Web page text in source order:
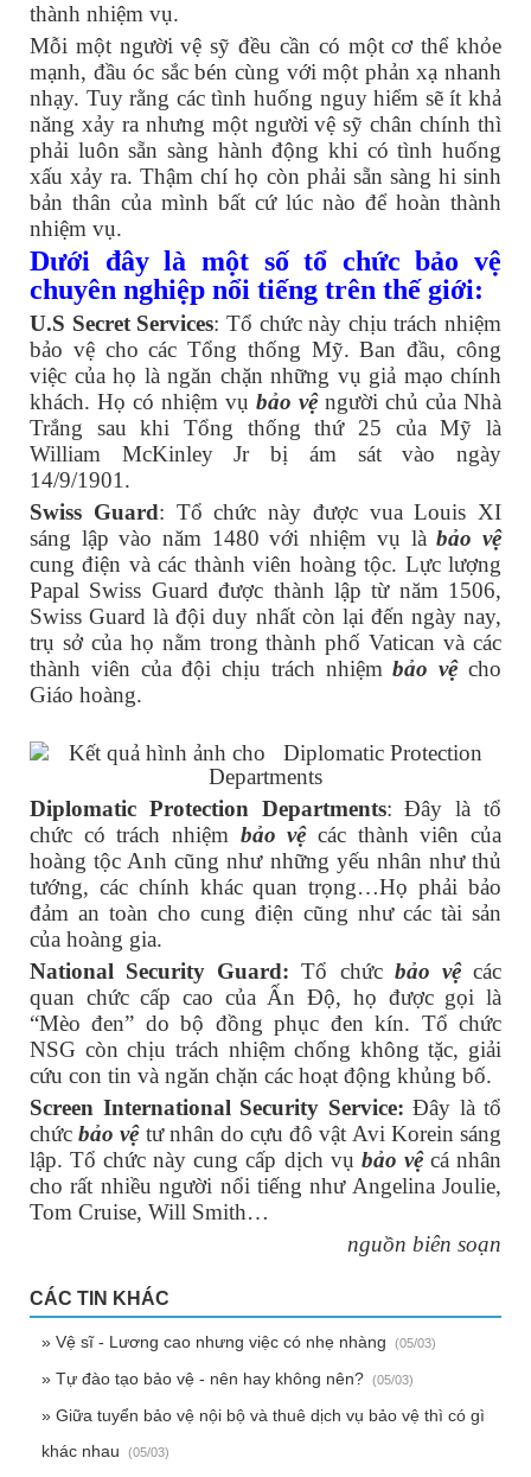
thành nhiệm vụ.
Mỗi một người vệ sỹ đều cần có một cơ thể khỏe
mạnh, đầu óc sắc bén cùng với một phản xạ nhanh
nhạy. Tuy rằng các tình huống nguy hiểm sẽ ít khả
năng xảy ra nhưng một người vệ sỹ chân chính thì
phải luôn sẵn sàng hành động khi có tình huống
xấu xảy ra. Thậm chí họ còn phải sẵn sàng hi sinh
bản thân của mình bất cứ lúc nào để hoàn thành
nhiệm vụ.
Dưới đây là một số tổ chức bảo vệ
chuyên nghiệp nổi tiếng trên thế giới:
U.S Secret Services: Tổ chức này chịu trách nhiệm
bảo vệ cho các Tổng thống Mỹ. Ban đầu, công
việc của họ là ngăn chặn những vụ giả mạo chính
khách. Họ có nhiệm vụ bảo vệngười chủ của Nhà
Trắng sau khi Tổng thống thứ 25 của Mỹ là
William McKinley Jr bị ám sát vào ngày
14/9/1901.
Swiss Guard: Tổ chức này được vua Louis XI
sáng lập vào năm 1480 với nhiệm vụ làbảo vệ
cung điện và các thành viên hoàng tộc. Lực lượng
Papal Swiss Guard được thành lập từ năm 1506,
Swiss Guard là đội duy nhất còn lại đến ngày nay,
trụ sở của họ nằm trong thành phố Vatican và các
thành viên của đội chịu trách nhiệmbảo vệcho
Giáo hoàng.
Diplomatic Protection Departments: Đây là tổ
chức có trách nhiệm bảo vệcác thành viên của
hoàng tộc Anh cũng như những yếu nhân như thủ
tướng, các chính khác quan trọng…Họ phải bảo
đảm an toàn cho cung điện cũng như các tài sản
của hoàng gia.
National Security Guard: Tổ chức bảo vệcác
quan chức cấp cao của Ấn Độ, họ được gọi là
“Mèo đen” do bộ đồng phục đen kín. Tổ chức
NSG còn chịu trách nhiệm chống không tặc, giải
cứu con tin và ngăn chặn các hoạt động khủng bố.
Screen International Security Service: Đây là tổ
chứcbảo vệtư nhân do cựu đô vật Avi Korein sáng
lập. Tổ chức này cung cấp dịch vụ bảo vệcá nhân
cho rất nhiều người nổi tiếng như Angelina Joulie,
Tom Cruise, Will Smith…
nguồn biên soạn
CÁC TIN KHÁC
» Vệ sĩ - Lương cao nhưng việc có nhẹ nhàng (05/03)
» Tự đào tạo bảo vệ - nên hay không nên? (05/03)
» Giữa tuyển bảo vệ nội bộ và thuê dịch vụ bảo vệ thì có gì
khác nhau
(05/03)